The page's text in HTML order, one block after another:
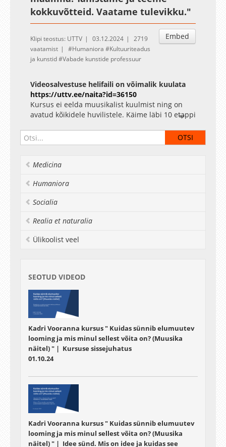
kokkuvõtteid. Vaatame tulevikku."
Embed
Klipi teostus: UTTV 03.12.2024
2719
vaatamist
Humaniora
Kultuuriteadus
ja kunstid
Vabade kunstide professuur
Videosalvestuse helifaili on võimalik kuulata
https://uttv.ee/naita?id=36150
Kursus ei eelda muusikalist kuulmist ning on
avatud kõikidele huvilistele. Käime läbi 10 etappi
juures loomingusse põimitud narratiivi mõju
võimalusi. Analüüsime loomingus peituva
inimhääle näitel edastama mõjuvat ja usutavat
hea narratiivi edastuse maailma parandavaid
kuulamiseks või mistahes loomingu tarbimiseks
eesmärgiga suurendada selle positiivset mõju
iseenda loovusele ja vaimsele heaolule. Arutame
loomingu mõju erinevates mastaapides, kodust
praktilist muusika kuulamist. Kursus eeldab
terviklikumalt füüsiliselt kohal viibides.
Medicina
Humaniora
Socialia
Realia et naturalia
Ülikoolist veel
SEOTUD VIDEOD
Kadri Vooranna kursus " Kuidas sünnib elumuutev
looming ja mis minul sellest võita on? (Muusika
näitel) " | Kursuse sissejuhatus
01.10.24
Kadri Vooranna kursus " Kuidas sünnib elumuutev
looming ja mis minul sellest võita on? (Muusika
näitel) " | Idee sünd. Mis on idee ja kuidas see